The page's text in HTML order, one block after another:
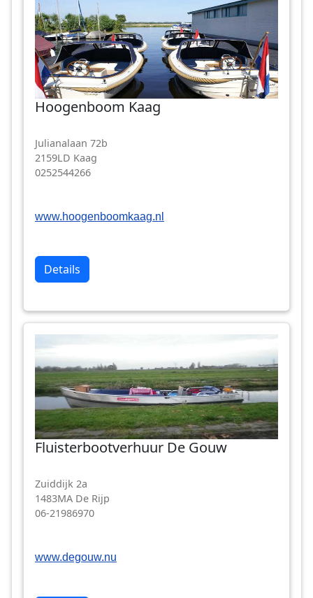
Hoogenboom Kaag
Julianalaan 72b
2159LD Kaag
0252544266
www.hoogenboomkaag.nl
Details
Fluisterbootverhuur De Gouw
Zuiddijk 2a
1483MA De Rijp
06-21986970
www.degouw.nu